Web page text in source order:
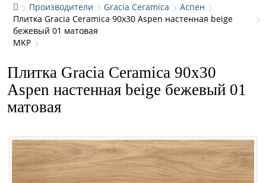
Производители Gracia Ceramica
Аспен
Плитка Gracia Ceramica 90x30 Aspen настенная beige
бежевый 01 матовая
MKP
Плитка Gracia Ceramica 90x30
Aspen настенная beige бежевый 01
матовая